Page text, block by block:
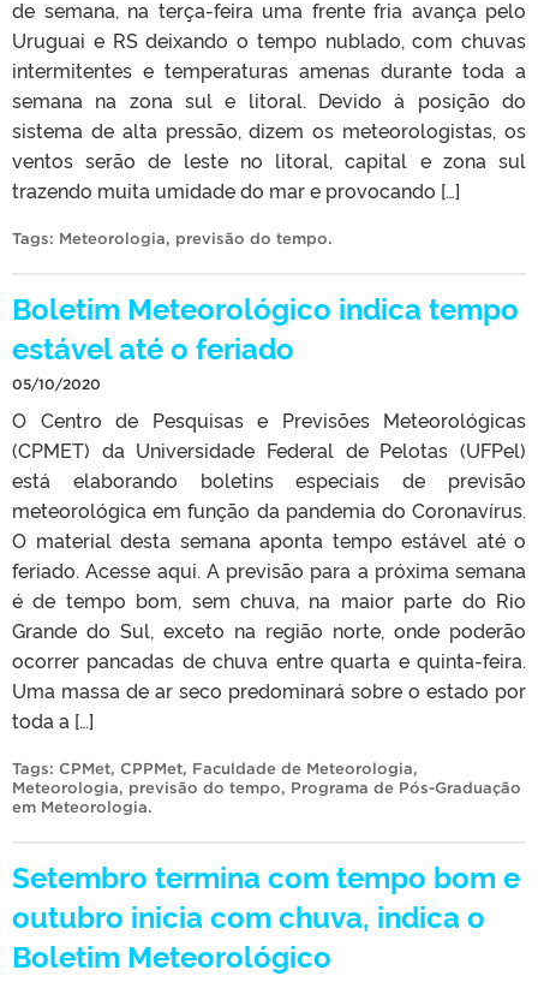
de semana, na terça-feira uma frente fria avança pelo
Uruguai e RS deixando o tempo nublado, com chuvas
intermitentes e temperaturas amenas durante toda a
semana na zona sul e litoral. Devido à posição do
sistema de alta pressão, dizem os meteorologistas, os
ventos serão de leste no litoral, capital e zona sul
trazendo muita umidade do mar e provocando […]
Tags: Meteorologia, previsão do tempo.
Boletim Meteorológico indica tempo
estável até o feriado
05/10/2020
O Centro de Pesquisas e Previsões Meteorológicas
(CPMET) da Universidade Federal de Pelotas (UFPel)
está elaborando boletins especiais de previsão
meteorológica em função da pandemia do Coronavírus.
O material desta semana aponta tempo estável até o
feriado. Acesse aqui. A previsão para a próxima semana
é de tempo bom, sem chuva, na maior parte do Rio
Grande do Sul, exceto na região norte, onde poderão
ocorrer pancadas de chuva entre quarta e quinta-feira.
Uma massa de ar seco predominará sobre o estado por
toda a […]
Tags: CPMet, CPPMet, Faculdade de Meteorologia,
Meteorologia, previsão do tempo, Programa de Pós-Graduação
em Meteorologia.
Setembro termina com tempo bom e
outubro inicia com chuva, indica o
Boletim Meteorológico